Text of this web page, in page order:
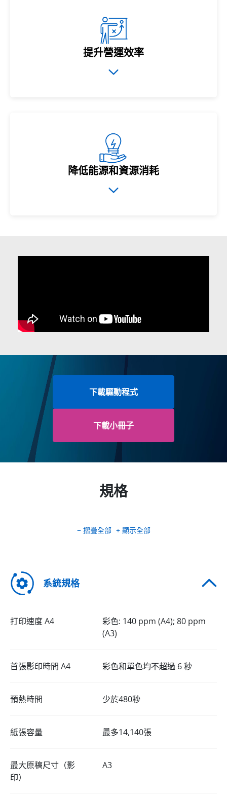
提升營運效率
降低能源和資源消耗
下載驅動程式
下載小冊子
規格
− 摺疊全部 + 顯示全部
系統規格
打印速度 A4
彩色: 140 ppm (A4); 80 ppm
(A3)
首張影印時間 A4 彩色和單色均不超過 6 秒
預熱時間 少於480秒
紙張容量 最多14,140張
最大原稿尺寸（影
印）
A3